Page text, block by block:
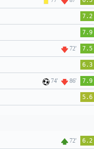
7.2
7.9
72' 7.5
6.3
74' 86' 7.9
5.6
72' 6.2